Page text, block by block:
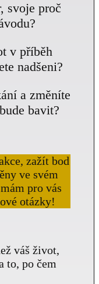
svoje proč
v příběh
nadšeni?
a změníte
bavit?
zažít bod
ve svém
pro vás
otázky!
váš život,
to, po čem